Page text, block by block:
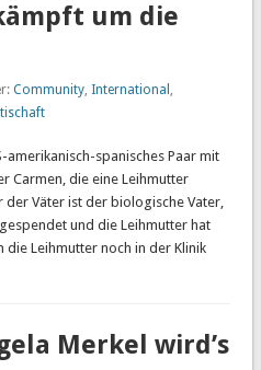
um die
Community, International ,
spanisches Paar mit
Carmen, die eine Leihmutter
der Väter ist der biologische Vater,
und die Leihmutter hat
die Leihmutter noch in der Klinik
Merkel wird’s